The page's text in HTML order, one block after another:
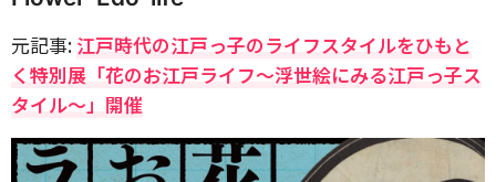
元記事: 江戸時代の江戸っ子のライフスタイルをひもと
く特別展「花のお江戸ライフ～浮世絵にみる江戸っ子ス
タイル～」開催